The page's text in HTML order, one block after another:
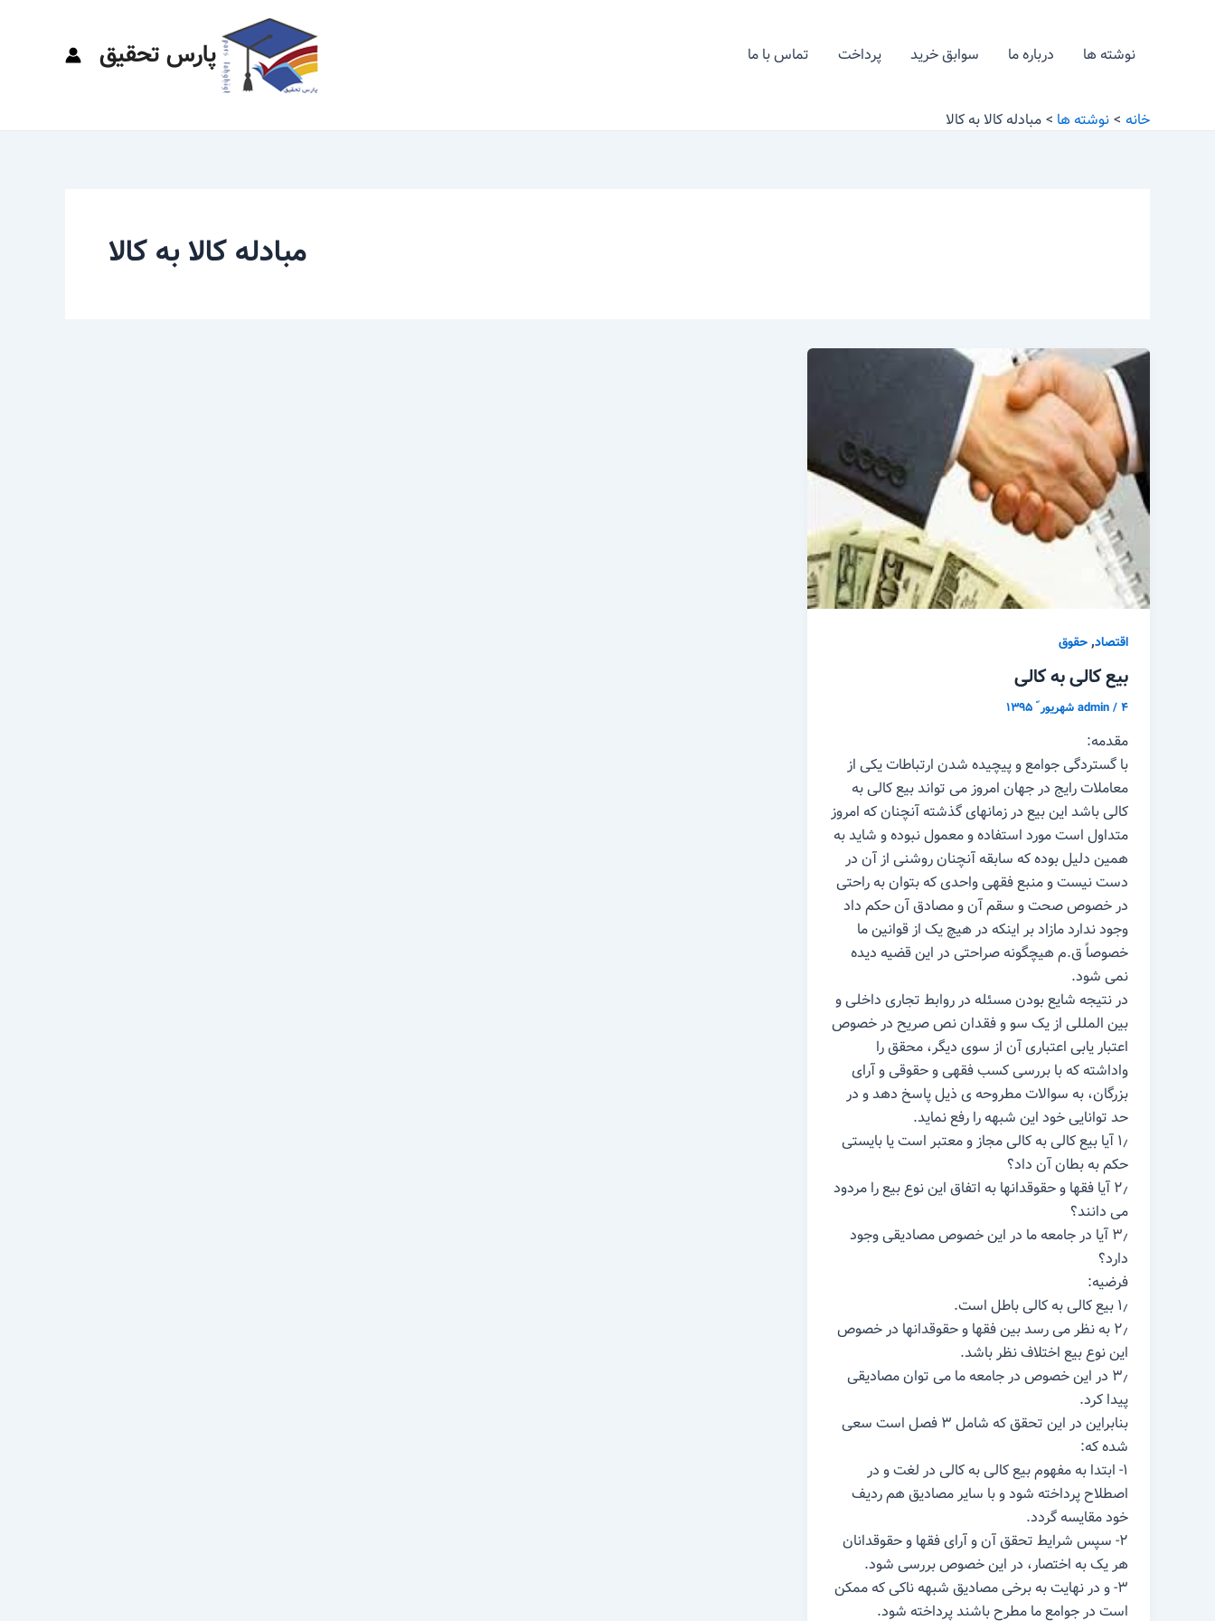
نوشته ها درباره ما سوابق خرید پرداخت تماس با ما پارس تحقیق
خانه نوشته ها مبادله کالا به کالا
مبادله کالا به کالا
اقتصاد,حقوق
بیع کالی به کالی
admin/۴ شهریور ّ ۱۳۹۵
مقدمه:
با گستردگی جوامع و پیچیده شدن ارتباطات یکی از
معاملات رایج در جهان امروز می تواند بیع کالی به
کالی باشد این بیع در زمانهای گذشته آنچنان که امروز
متداول است مورد استفاده و معمول نبوده و شاید به
همین دلیل بوده که سابقه آنچنان روشنی از آن در
دست نیست و منبع فقهی واحدی که بتوان به راحتی
در خصوص صحت و سقم آن و مصادق آن حکم داد
وجود ندارد مازاد بر اینکه در هیچ یک از قوانین ما
خصوصاً ق.م هیچگونه صراحتی در این قضیه دیده
نمی شود.
در نتیجه شایع بودن مسئله در روابط تجاری داخلی و
بین المللی از یک سو و فقدان نص صریح در خصوص
اعتبار یابی اعتباری آن از سوی دیگر، محقق را
واداشته که با بررسی کسب فقهی و حقوقی و آرای
بزرگان، به سوالات مطروحه ی ذیل پاسخ دهد و در
حد توانایی خود این شبهه را رفع نماید.
۱٫ آیا بیع کالی به کالی مجاز و معتبر است یا بایستی
حکم به بطان آن داد؟
۲٫ آیا فقها و حقوقدانها به اتفاق این نوع بیع را مردود
می دانند؟
۳٫ آیا در جامعه ما در این خصوص مصادیقی وجود
دارد؟
فرضیه:
۱٫ بیع کالی به کالی باطل است.
۲٫ به نظر می رسد بین فقها و حقوقدانها در خصوص
این نوع بیع اختلاف نظر باشد.
۳٫ در این خصوص در جامعه ما می توان مصادیقی
پیدا کرد.
بنابراین در این تحقق که شامل ۳ فصل است سعی
شده که:
۱- ابتدا به مفهوم بیع کالی به کالی در لغت و در
اصطلاح پرداخته شود و با سایر مصادیق هم ردیف
خود مقایسه گردد.
۲- سپس شرایط تحقق آن و آرای فقها و حقوقدانان
هر یک به اختصار، در این خصوص بررسی شود.
۳- و در نهایت به برخی مصادیق شبهه ناکی که ممکن
است در جوامع ما مطرح باشند پرداخته شود.